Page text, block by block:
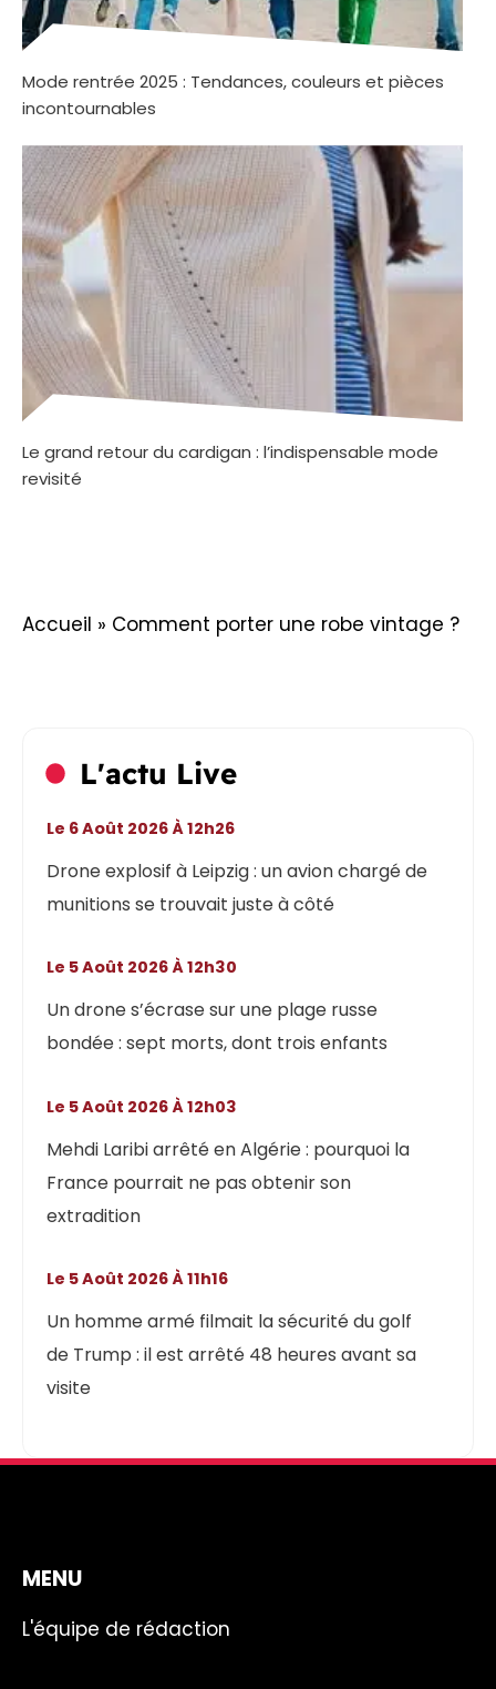
Mode rentrée 2025 : Tendances, couleurs et pièces
incontournables
Le grand retour du cardigan : l’indispensable mode
revisité
Accueil » Comment porter une robe vintage ?
L'actu Live
Drone explosif à Leipzig : un avion chargé de
munitions se trouvait juste à côté
Le 6 Août 2026 À 12h26
Un drone s’écrase sur une plage russe
bondée : sept morts, dont trois enfants
Le 5 Août 2026 À 12h30
Mehdi Laribi arrêté en Algérie : pourquoi la
France pourrait ne pas obtenir son
extradition
Le 5 Août 2026 À 12h03
Un homme armé filmait la sécurité du golf
de Trump : il est arrêté 48 heures avant sa
visite
Le 5 Août 2026 À 11h16
MENU
L'équipe de rédaction